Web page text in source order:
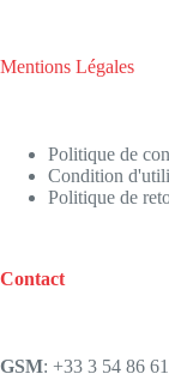
Mentions Légales
Politique de
Condition
Politique de
Contact
GSM: +33 3 54 86